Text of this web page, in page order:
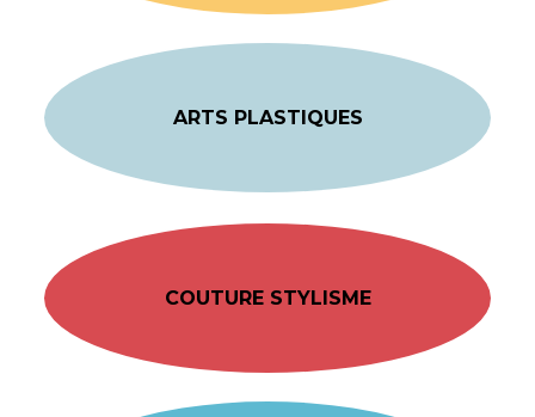
ARTS PLASTIQUES
COUTURE STYLISME